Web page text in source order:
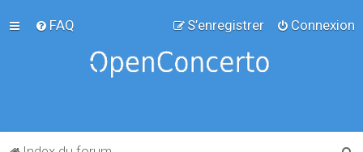
FAQ Connexion
S’enregistrer